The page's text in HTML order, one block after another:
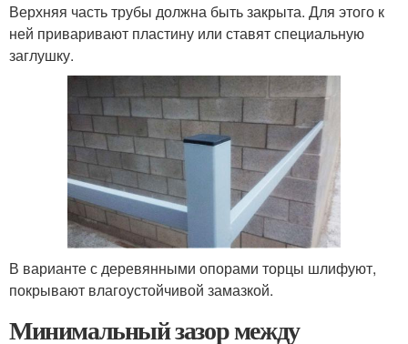
Верхняя часть трубы должна быть закрыта. Для этого к
ней приваривают пластину или ставят специальную
заглушку.
В варианте с деревянными опорами торцы шлифуют,
покрывают влагоустойчивой замазкой.
Минимальный зазор между